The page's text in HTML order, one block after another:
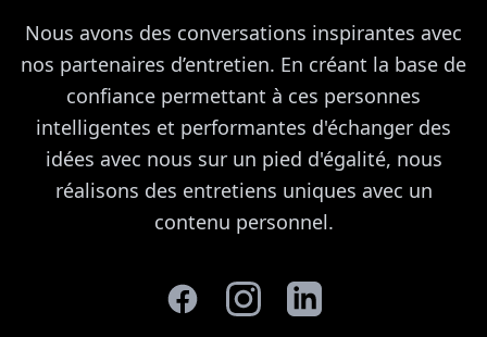
Nous avons des conversations inspirantes avec
nos partenaires d’entretien. En créant la base de
confiance permettant à ces personnes
intelligentes et performantes d'échanger des
idées avec nous sur un pied d'égalité, nous
réalisons des entretiens uniques avec un
contenu personnel.